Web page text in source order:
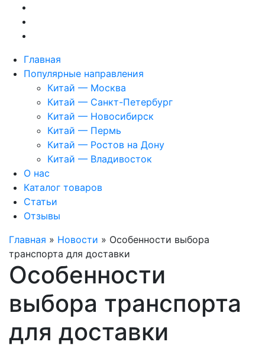
Главная
Популярные направления
Китай — Москва
Китай — Санкт-Петербург
Китай — Новосибирск
Китай — Пермь
Китай — Ростов на Дону
Китай — Владивосток
О нас
Каталог товаров
Статьи
Отзывы
Главная » Новости » Особенности выбора
транспорта для доставки
Особенности
выбора транспорта
для доставки